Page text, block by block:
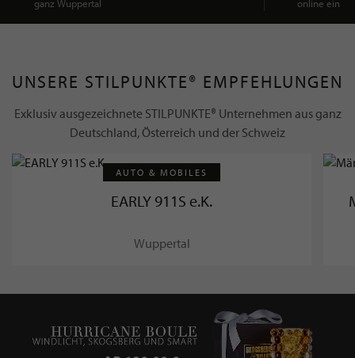
ganz Wuppertal
online ein
UNSERE STILPUNKTE® EMPFEHLUNGEN
Exklusiv ausgezeichnete STILPUNKTE® Unternehmen aus ganz
Deutschland, Österreich und der Schweiz
AUTO & MOBILES
EARLY 911S e.K.
Wuppertal